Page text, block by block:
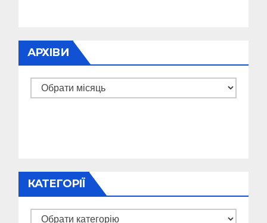
АРХІВИ
Архіви
КАТЕГОРІЇ
Категорії